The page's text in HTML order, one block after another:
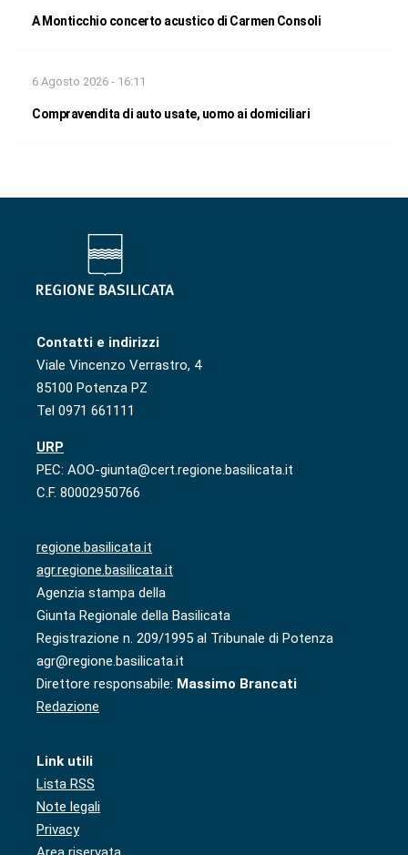
A Monticchio concerto acustico di Carmen Consoli
6 Agosto 2026 - 16:11
Compravendita di auto usate, uomo ai domiciliari
Contatti e indirizzi
Viale Vincenzo Verrastro, 4
85100 Potenza PZ
Tel 0971 661111
URP
PEC: AOO-giunta@cert.regione.basilicata.it
C.F. 80002950766
regione.basilicata.it
agr.regione.basilicata.it
Agenzia stampa della
Giunta Regionale della Basilicata
Registrazione n. 209/1995 al Tribunale di Potenza
agr@regione.basilicata.it
Direttore responsabile: Massimo Brancati
Redazione
Link utili
Lista RSS
Note legali
Privacy